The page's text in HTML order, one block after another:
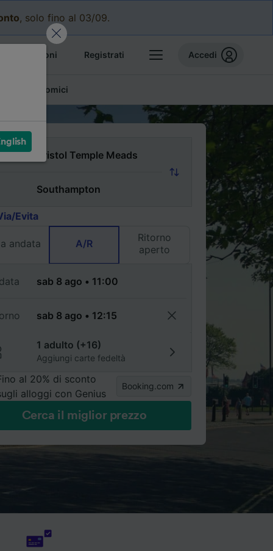
, solo fino al 03/09.
prenotazioni Registrati Accedi
economici
Evita
andata A/R
Ritorno
aperto
1 adulto (+16)
Aggiungi carte fedeltà
al 20% di sconto
alloggi con Genius
Booking.com
Cerca il miglior prezzo